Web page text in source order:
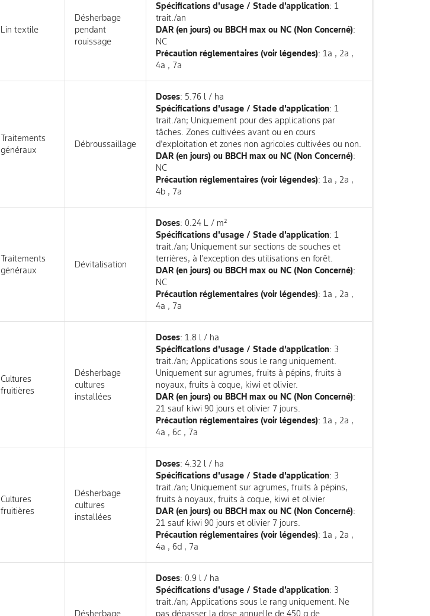
Lin textile
Désherbage
pendant
rouissage
Spécifications d'usage / Stade d'application: 1
trait./an
DAR (en jours) ou BBCH max ou NC (Non Concerné):
NC
Précaution réglementaires (voir légendes): 1a , 2a ,
4a , 7a
Traitements
généraux
Débroussaillage
Doses: 5.76 l / ha
Spécifications d'usage / Stade d'application: 1
trait./an; Uniquement pour des applications par
tâches. Zones cultivées avant ou en cours
d'exploitation et zones non agricoles cultivées ou non.
DAR (en jours) ou BBCH max ou NC (Non Concerné):
NC
Précaution réglementaires (voir légendes): 1a , 2a ,
4b , 7a
Traitements
généraux
Dévitalisation
Doses: 0.24 L / m²
Spécifications d'usage / Stade d'application: 1
trait./an; Uniquement sur sections de souches et
terrières, à l'exception des utilisations en forêt.
DAR (en jours) ou BBCH max ou NC (Non Concerné):
NC
Précaution réglementaires (voir légendes): 1a , 2a ,
4a , 7a
Cultures
fruitières
Désherbage
cultures
installées
Doses: 1.8 l / ha
Spécifications d'usage / Stade d'application: 3
trait./an; Applications sous le rang uniquement.
Uniquement sur agrumes, fruits à pépins, fruits à
noyaux, fruits à coque, kiwi et olivier.
DAR (en jours) ou BBCH max ou NC (Non Concerné):
21 sauf kiwi 90 jours et olivier 7 jours.
Précaution réglementaires (voir légendes): 1a , 2a ,
4a , 6c , 7a
Cultures
fruitières
Désherbage
cultures
installées
Doses: 4.32 l / ha
Spécifications d'usage / Stade d'application: 3
trait./an; Uniquement sur agrumes, fruits à pépins,
fruits à noyaux, fruits à coque, kiwi et olivier
DAR (en jours) ou BBCH max ou NC (Non Concerné):
21 sauf kiwi 90 jours et olivier 7 jours.
Précaution réglementaires (voir légendes): 1a , 2a ,
4a , 6d , 7a
Désherbage
Doses: 0.9 l / ha
Spécifications d'usage / Stade d'application: 3
trait./an; Applications sous le rang uniquement. Ne
pas dépasser la dose annuelle de 450 g de